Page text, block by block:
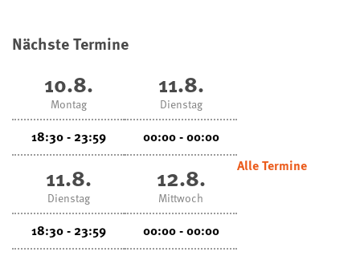
Nächste Termine
10.8.
Montag
18:30 - 23:59
11.8.
Dienstag
00:00 - 00:00
11.8.
Dienstag
18:30 - 23:59
12.8.
Mittwoch
00:00 - 00:00
Alle Termine